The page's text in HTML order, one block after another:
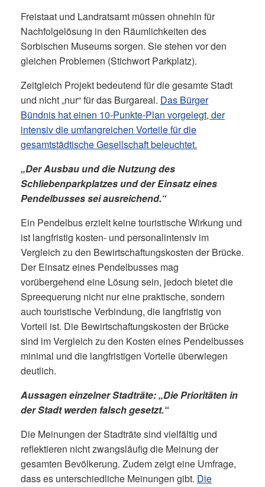
Freistaat und Landratsamt müssen ohnehin für
Nachfolgelösung in den Räumlichkeiten des
Sorbischen Museums sorgen. Sie stehen vor den
gleichen Problemen (Stichwort Parkplatz).
Zeitgleich Projekt bedeutend für die gesamte Stadt
und nicht „nur“ für das Burgareal. Das Bürger
Bündnis hat einen 10-Punkte-Plan vorgelegt, der
intensiv die umfangreichen Vorteile für die
gesamtstädtische Gesellschaft beleuchtet.
„Der Ausbau und die Nutzung des
Schliebenparkplatzes und der Einsatz eines
Pendelbusses sei ausreichend.“
Ein Pendelbus erzielt keine touristische Wirkung und
ist langfristig kosten- und personalintensiv im
Vergleich zu den Bewirtschaftungskosten der Brücke.
Der Einsatz eines Pendelbusses mag
vorübergehend eine Lösung sein, jedoch bietet die
Spreequerung nicht nur eine praktische, sondern
auch touristische Verbindung, die langfristig von
Vorteil ist. Die Bewirtschaftungskosten der Brücke
sind im Vergleich zu den Kosten eines Pendelbusses
minimal und die langfristigen Vorteile überwiegen
deutlich.
Aussagen einzelner Stadträte: „Die Prioritäten in
der Stadt werden falsch gesetzt.“
Die Meinungen der Stadträte sind vielfältig und
reflektieren nicht zwangsläufig die Meinung der
gesamten Bevölkerung. Zudem zeigt eine Umfrage,
dass es unterschiedliche Meinungen gibt. Die